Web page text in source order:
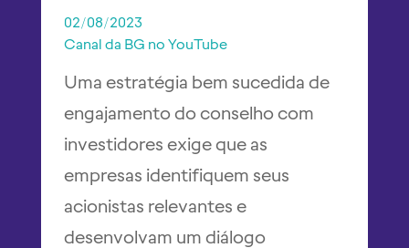
02/08/2023
Canal da BG no YouTube
Uma estratégia bem sucedida de
engajamento do conselho com
investidores exige que as
empresas identifiquem seus
acionistas relevantes e
desenvolvam um diálogo